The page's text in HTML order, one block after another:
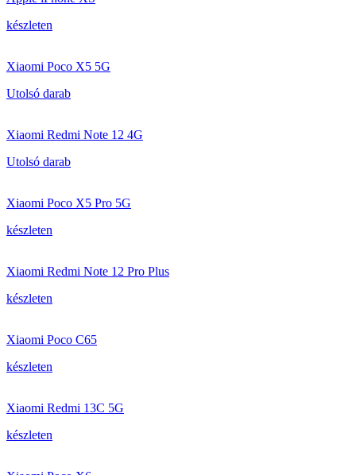
készleten
Xiaomi Poco X5 5G
Utolsó darab
Xiaomi Redmi Note 12 4G
Utolsó darab
Xiaomi Poco X5 Pro 5G
készleten
Xiaomi Redmi Note 12 Pro Plus
készleten
Xiaomi Poco C65
készleten
Xiaomi Redmi 13C 5G
készleten